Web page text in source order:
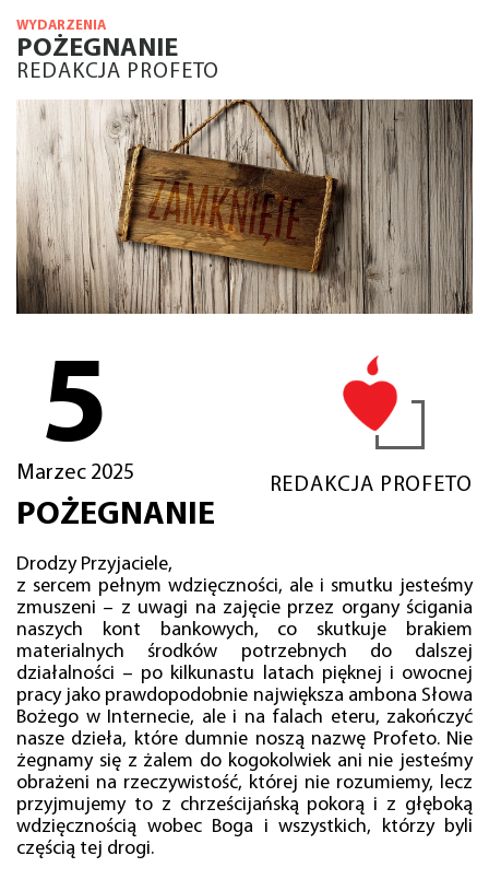
WYDARZENIA
POŻEGNANIE
REDAKCJA PROFETO
5
Marzec 2025
REDAKCJA PROFETO
POŻEGNANIE
Drodzy Przyjaciele,
z sercem pełnym wdzięczności, ale i smutku jesteśmy
zmuszeni – z uwagi na zajęcie przez organy ścigania
naszych kont bankowych, co skutkuje brakiem
materialnych środków potrzebnych do dalszej
działalności – po kilkunastu latach pięknej i owocnej
pracy jako prawdopodobnie największa ambona Słowa
Bożego w Internecie, ale i na falach eteru, zakończyć
nasze dzieła, które dumnie noszą nazwę Profeto. Nie
żegnamy się z żalem do kogokolwiek ani nie jesteśmy
obrażeni na rzeczywistość, której nie rozumiemy, lecz
przyjmujemy to z chrześcijańską pokorą i z głęboką
wdzięcznością wobec Boga i wszystkich, którzy byli
częścią tej drogi.